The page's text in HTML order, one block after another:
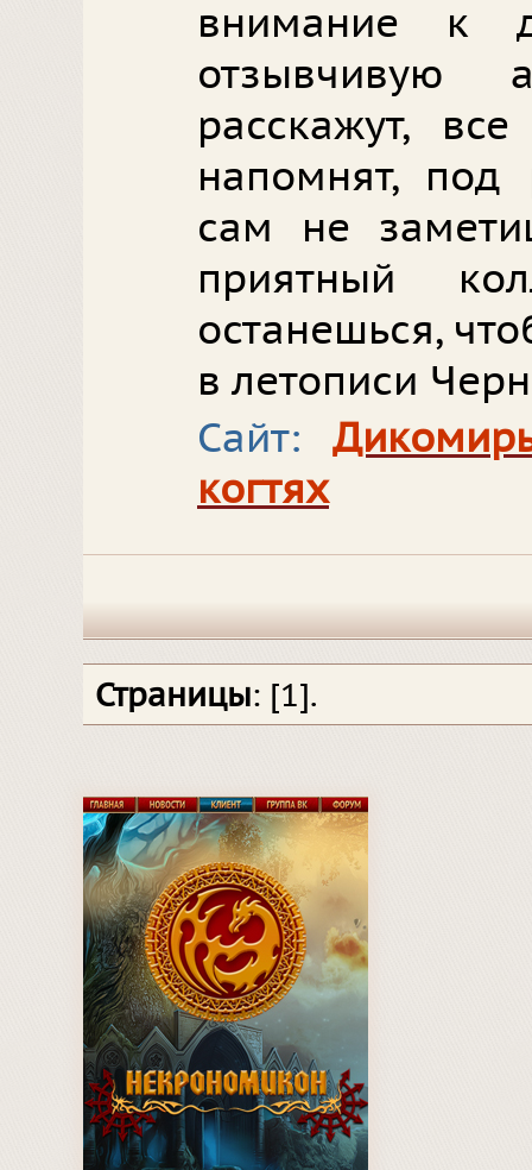
внимание к
отзывчивую
расскажут,
напомнят, под
сам не
приятный
останешься,
в летописи
Сайт:
когтях
Страницы: [1].